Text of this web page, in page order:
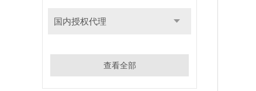
国内授权代理
查看全部